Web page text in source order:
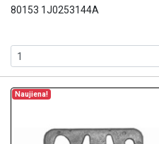
80153 1J0253144A
Naujiena!